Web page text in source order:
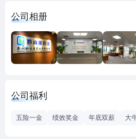
清毒用品、日化用品、食品的销售公
以生血宝合剂、布洛芬注射液、双氯
丙帕他莫、盐酸奥普力农注射液等特
畅销贵州省内90%以上的公立医院。
项目等专业化部门。
公司相册
公司福利
五险一金 绩效奖金 年底双薪 大